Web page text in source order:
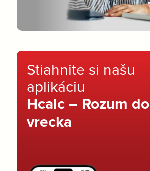
Stiahnite si našu
aplikáciu
Hcalc – Rozum do
vrecka